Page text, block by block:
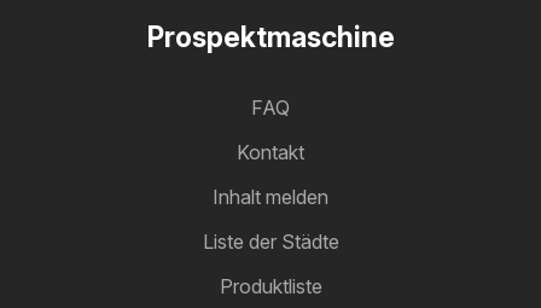
Prospektmaschine
FAQ
Kontakt
Inhalt melden
Liste der Städte
Produktliste